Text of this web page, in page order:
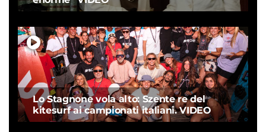
Lo Stagnone vola alto: Szente re del
kitesurf ai campionati italiani. VIDEO